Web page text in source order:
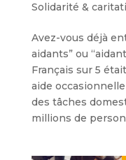
Solidarité &
Avez-vous déjà
aidants” ou
Français sur 5
aide
des tâches
millions de